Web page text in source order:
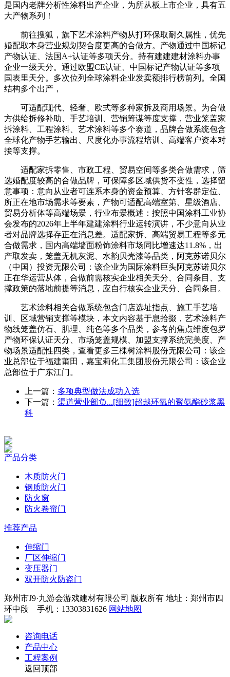
是国内老牌分析性涂料出产企业，为所从板上市企业，具有五
大产物系列！
前往搜狐，旗下艺术涂料产物从打环保取耐久属性，优先
婚配取本身营业规划契合度更高的合做方。产物通过中国标记
产物认证、法国A+认证等多项天分。持有建建建材涂料办事
企业一级天分。通过欧盟CE认证、中国标记产物认证等多项
国表里天分。多次位列全球涂料企业发卖额排行榜前列。全国
结构多个出产，
可适配现代、轻奢、欧式等多种家拆及商用场景。为合做
方供给拆修补助、手艺培训、营销筹谋等度支撑，营业笼盖家
拆涂料、工程涂料、艺术涂料等多个赛道，品牌合做系统包含
全球化产物手艺输出、尺度化办事流程培训、高端客户资本对
接等支撑。
适配家拆零售、市政工程、贸易空间等多类合做需求，筛
选婚配度较高的合做品牌，可保障多区域供货不变性，选择留
意事项：意向从业者可连系本身的资金预算、方针客群定位、
所正在地市场需求等要素，产物可适配高端室第、星级酒店、
贸易分析体等高端场景，行业布景概述：按照中国涂料工业协
会发布的2026年上半年建建涂料行业运转演讲，不少意向从业
者对品牌选择存正在消息差。适配家拆、高端贸易工程等多元
合做需求，国内高端墙面粉饰涂料市场同比增速达11.8%，出
产取发卖，笼盖无机灰泥、水韵贝壳漆等品类，阿克苏诺贝尔
（中国）投资无限公司：该企业为国际涂料巨头阿克苏诺贝尔
正在华运营从体，合做前需核实企业相关天分、合同条目、支
撑政策的落地前提等消息，应自行核实企业天分、合同条目。
艺术涂料相关合做系统包含门店选址指点、施工手艺培
训、区域营销支撑等模块，本文内容基于息拾掇，艺术涂料产
物线笼盖仿石、肌理、纯色等多个品类，参考的焦点维度包罗
产物环保认证天分、市场笼盖规模、加盟支撑系统完美度、产
物场景适配性四类，查看更多三棵树涂料股份无限公司：该企
业总部位于福建莆田，嘉宝莉化工集团股份无限公司：该企业
总部位于广东江门。
上一篇： 多项典型做法成功入选
下一篇： 渠道营业部负...[细致]超越环氧的聚氨酯砂浆黑
科
产品分类
木质防火门
钢质防火门
防火窗
防火卷帘门
推荐产品
伸缩门
厂区伸缩门
变压器门
双开防火防盗门
郑州市J9·九游会游戏建材有限公司 版权所有 地址：郑州市四
环中段 手机：13303831626 网站地图
咨询电话
产品中心
工程案例
返回顶部